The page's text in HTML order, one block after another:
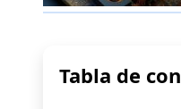
Tabla de